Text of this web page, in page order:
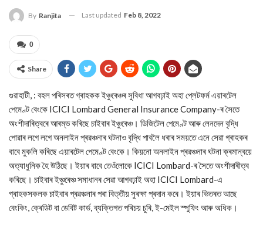
By Ranjita Last updated Feb 8, 2022
0
Share
গুৱাহাটী, : বহল পৰিসৰত গ্ৰাহকক ইঞ্চুৰেঞ্চৰ সুবিধা আগবঢ়াই অহা প্লেটফৰ্ম এয়াৰটেল
পেমেণ্ট বেংকে ICICI Lombard General Insurance Company-ৰ সৈতে
অংশীদাৰিত্বৰে আৰম্ভ কৰিছে চাইবাৰ ইঞ্চুৰেঞ্চ। ডিজিটেল পেমেণ্ট আৰু লেনদেন বৃদ্ধি
পোৱাৰ লগে লগে অনলাইন প্ৰৱঞ্চনাৰ ঘটনাও বৃদ্ধি পাবলৈ ধৰাৰ সময়তে এনে সেৱা গ্ৰাহকৰ
বাবে মুকলি কৰিছে এয়াৰটেল পেমেণ্ট বেংকে। কিয়নো অনলাইন প্ৰৱঞ্চনাৰ ঘটনা ক্ৰমান্বয়ে
অত্যাধুনিক হৈ উঠিছে। ইয়াৰ বাবে তেওঁলোকে ICICI Lombard-ৰ সৈতে অংশীদাৰীত্ব
কৰিছে। চাইবাৰ ইঞ্চুৰেঞ্চ সমাধানৰ সেৱা আগবঢ়াই অহা ICICI Lombard-এ
গ্ৰাহকসকলক চাইবাৰ প্ৰৱঞ্চনাৰ পৰা বিত্তীয় সুৰক্ষা প্ৰদান কৰে। ইয়াৰ ভিতৰত আছে
বেংকিং, ক্ৰেডিট বা ডেবিট কাৰ্ড, ব্যক্তিগত পৰিচয় চুৰি, ই-মেইল স্পুফিং আৰু অধিক।